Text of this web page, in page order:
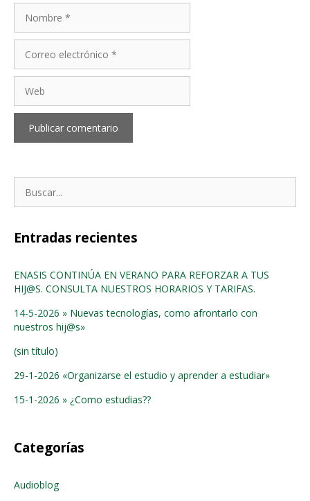
electrónico
Entradas recientes
ENASIS CONTINÚA EN VERANO PARA REFORZAR A TUS
HIJ@S. CONSULTA NUESTROS HORARIOS Y TARIFAS.
14-5-2026 » Nuevas tecnologías, como afrontarlo con
nuestros hij@s»
(sin título)
29-1-2026 «Organizarse el estudio y aprender a estudiar»
15-1-2026 » ¿Como estudias??
Categorías
Audioblog